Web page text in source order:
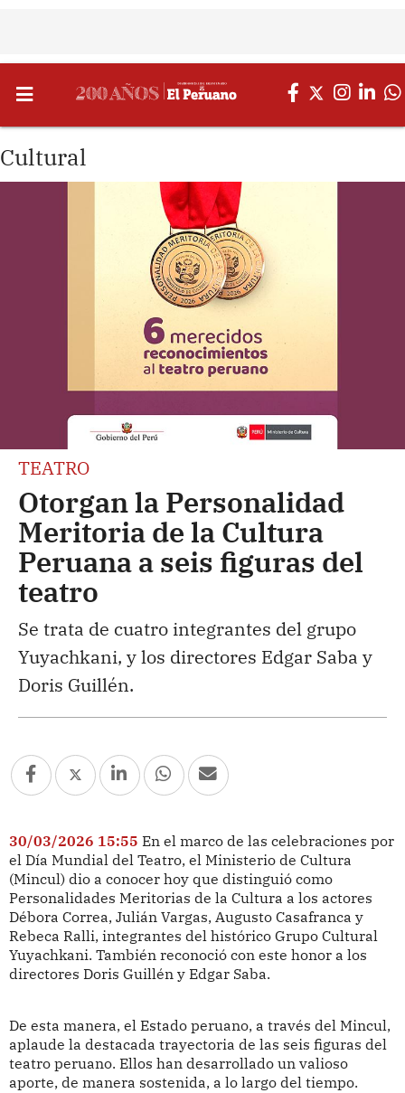
Cultural
TEATRO
Otorgan la Personalidad
Meritoria de la Cultura
Peruana a seis figuras del
teatro
Se trata de cuatro integrantes del grupo
Yuyachkani, y los directores Edgar Saba y
Doris Guillén.
30/03/2026 15:55 En el marco de las celebraciones por
el Día Mundial del Teatro, el Ministerio de Cultura
(Mincul) dio a conocer hoy que distinguió como
Personalidades Meritorias de la Cultura a los actores
Débora Correa, Julián Vargas, Augusto Casafranca y
Rebeca Ralli, integrantes del histórico Grupo Cultural
Yuyachkani. También reconoció con este honor a los
directores Doris Guillén y Edgar Saba.
De esta manera, el Estado peruano, a través del Mincul,
aplaude la destacada trayectoria de las seis figuras del
teatro peruano. Ellos han desarrollado un valioso
aporte, de manera sostenida, a lo largo del tiempo.